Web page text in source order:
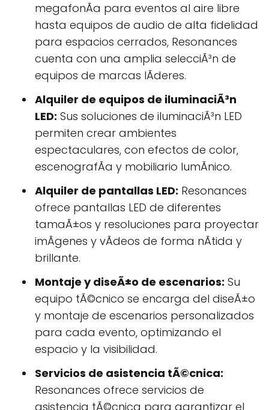
megafonÃ­a para eventos al aire libre
hasta equipos de audio de alta fidelidad
para espacios cerrados, Resonances
cuenta con una amplia selecciÃ³n de
equipos de marcas lÃ­deres.
Alquiler de equipos de iluminaciÃ³n
LED: Sus soluciones de iluminaciÃ³n LED
permiten crear ambientes
espectaculares, con efectos de color,
escenografÃ­a y mobiliario lumÃ­nico.
Alquiler de pantallas LED: Resonances
ofrece pantallas LED de diferentes
tamaÃ±os y resoluciones para proyectar
imÃgenes y vÃ­deos de forma nÃ­tida y
brillante.
Montaje y diseÃ±o de escenarios: Su
equipo tÃ©cnico se encarga del diseÃ±o
y montaje de escenarios personalizados
para cada evento, optimizando el
espacio y la visibilidad.
Servicios de asistencia tÃ©cnica:
Resonances ofrece servicios de
asistencia tÃ©cnica para garantizar el